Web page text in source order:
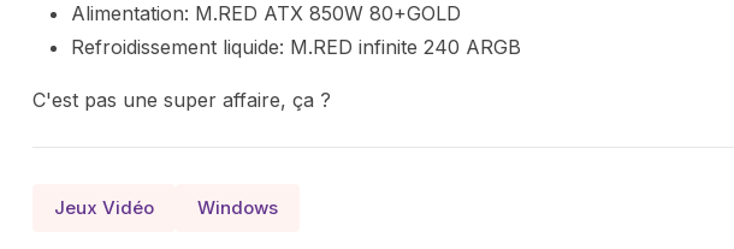
Alimentation: M.RED ATX 850W 80+GOLD
Refroidissement liquide: M.RED infinite 240 ARGB
C'est pas une super affaire, ça ?
Jeux Vidéo Windows